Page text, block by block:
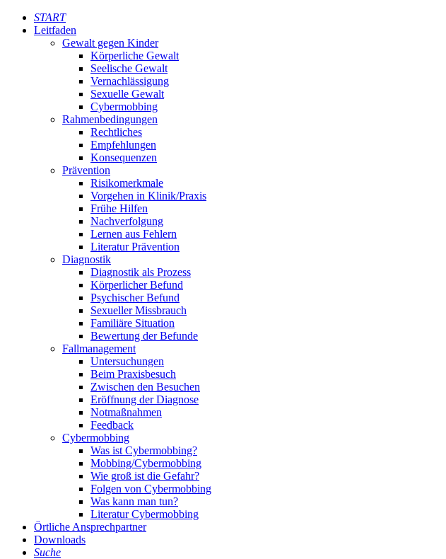
START
Leitfaden
Gewalt gegen Kinder
Körperliche Gewalt
Seelische Gewalt
Vernachlässigung
Sexuelle Gewalt
Cybermobbing
Rahmenbedingungen
Rechtliches
Empfehlungen
Konsequenzen
Prävention
Risikomerkmale
Vorgehen in Klinik/Praxis
Frühe Hilfen
Nachverfolgung
Lernen aus Fehlern
Literatur Prävention
Diagnostik
Diagnostik als Prozess
Körperlicher Befund
Psychischer Befund
Sexueller Missbrauch
Familiäre Situation
Bewertung der Befunde
Fallmanagement
Untersuchungen
Beim Praxisbesuch
Zwischen den Besuchen
Eröffnung der Diagnose
Notmaßnahmen
Feedback
Cybermobbing
Was ist Cybermobbing?
Mobbing/Cybermobbing
Wie groß ist die Gefahr?
Folgen von Cybermobbing
Was kann man tun?
Literatur Cybermobbing
Örtliche Ansprechpartner
Downloads
Suche